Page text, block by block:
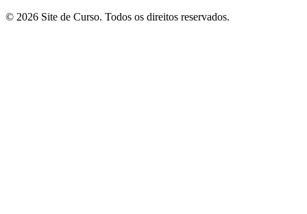
© 2026 Site de Curso. Todos os direitos reservados.